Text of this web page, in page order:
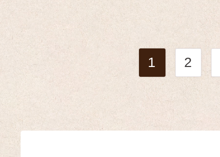
1 2